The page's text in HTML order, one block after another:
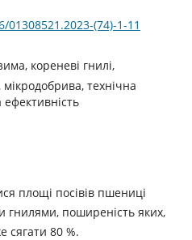
(74)-1-11
кореневі гнилі,
технічна
ефективність
площі посівів пшениці
гнилями, поширеність яких,
сягати 80 %.